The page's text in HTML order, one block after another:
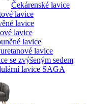
Čekárenské lavice
lavice
lavice
lavice
lavice
lavice
se zvýšeným sedem
lavice SAGA